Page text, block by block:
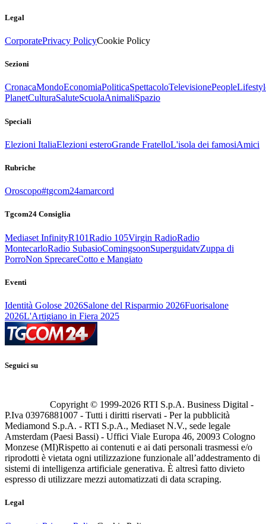
Legal
CorporatePrivacy PolicyCookie Policy
Sezioni
CronacaMondoEconomiaPoliticaSpettacoloTelevisionePeople
PlanetCulturaSaluteScuolaAnimaliSpazio
Speciali
Elezioni ItaliaElezioni esteroGrande FratelloL'isola dei famosiAmici
Rubriche
Oroscopo#tgcom24amarcord
Tgcom24 Consiglia
Mediaset InfinityR101Radio 105Virgin RadioRadio
MontecarloRadio SubasioComingsoonSuperguidatvZuppa di
PorroNon SprecareCotto e Mangiato
Eventi
Identità Golose 2026Salone del Risparmio 2026Fuorisalone
2026L'Artigiano in Fiera 2025
Seguici su
Copyright © 1999-2026 RTI S.p.A. Business Digital -
P.Iva 03976881007 - Tutti i diritti riservati - Per la pubblicità
Mediamond S.p.A. - RTI S.p.A., Mediaset N.V., sede legale
Amsterdam (Paesi Bassi) - Uffici Viale Europa 46, 20093 Cologno
Monzese (MI)Rispetto ai contenuti e ai dati personali trasmessi e/o
riprodotti è vietata ogni utilizzazione funzionale all’addestramento di
sistemi di intelligenza artificiale generativa. È altresì fatto divieto
espresso di utilizzare mezzi automatizzati di data scraping.
Legal